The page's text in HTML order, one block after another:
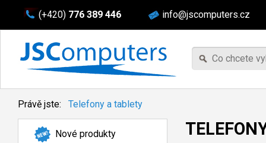
(+420) 776 389 446 info@jscomputers.cz
Právě jste: Telefony a tablety
Nové produkty